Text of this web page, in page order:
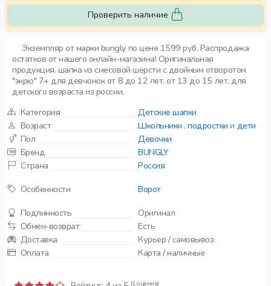
Экземпляр от марки bungly по цене 1599 руб. Распродажа
остатков от нашего онлайн-магазина! Оригинальная
продукция. шапка из смесовой шерсти с двойным отворотом
"экрю" 7+ для девчонок от 8 до 12 лет, от 13 до 15 лет, для
детского возраста из россии.
Категория
Детские шапки
Возраст
Школьники ,подростки и дети
Пол
Девочки
Бренд
BUNGLY
Страна
Россия
Особенности
Ворот
Подлинность
Оригинал
Обмен-возврат
Есть
Доставка
Курьер / самовывоз
Оплата
Карта / наличные
(1 оценка)
Проверить наличие